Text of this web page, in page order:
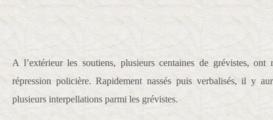
A l’extérieur les soutiens, plusieurs centaines de grévistes,
répression policière. Rapidement nassés puis verbalisés, il y
plusieurs interpellations parmi les grévistes.